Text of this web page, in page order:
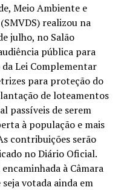
Meio Ambiente e
realizou na
julho, no Salão
pública para
Lei Complementar
para proteção do
de loteamentos
passíveis de serem
à população e mais
contribuições serão
no Diário Oficial.
à Câmara
votada ainda em